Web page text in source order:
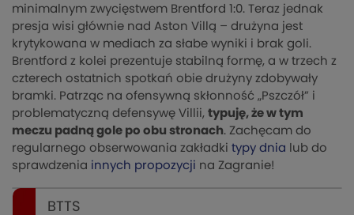
minimalnym zwycięstwem Brentford 1:0. Teraz jednak
presja wisi głównie nad Aston Villą – drużyna jest
krytykowana w mediach za słabe wyniki i brak goli.
Brentford z kolei prezentuje stabilną formę, a w trzech z
czterech ostatnich spotkań obie drużyny zdobywały
bramki. Patrząc na ofensywną skłonność „Pszczół” i
problematyczną defensywę Villii, typuję, że w tym
meczu padną gole po obu stronach. Zachęcam do
regularnego obserwowania zakładki typy dnia lub do
sprawdzenia innych propozycji na Zagranie!
BTTS